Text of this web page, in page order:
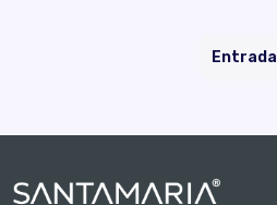
Entrada